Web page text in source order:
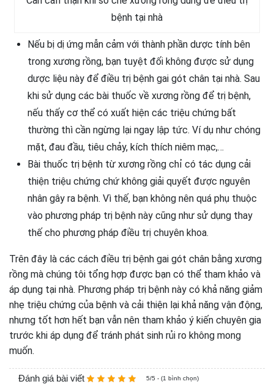
bệnh tại nhà
Nếu bị dị ứng mẫn cảm với thành phần dược tính bên
trong xương rồng, bạn tuyệt đối không được sử dụng
dược liệu này để điều trị bệnh gai gót chân tại nhà. Sau
khi sử dụng các bài thuốc về xương rồng để trị bệnh,
nếu thấy cơ thể có xuất hiện các triệu chứng bất
thường thì cần ngừng lại ngay lập tức. Ví dụ như chóng
mặt, đau đầu, tiêu chảy, kích thích niêm mạc,…
Bài thuốc trị bệnh từ xương rồng chỉ có tác dụng cải
thiện triệu chứng chứ không giải quyết được nguyên
nhân gây ra bệnh. Vì thế, bạn không nên quá phụ thuộc
vào phương pháp trị bệnh này cũng như sử dụng thay
thế cho phương pháp điều trị chuyên khoa.
Trên đây là các cách điều trị bệnh gai gót chân bằng xương
rồng mà chúng tôi tổng hợp được bạn có thể tham khảo và
áp dụng tại nhà. Phương pháp trị bệnh này có khả năng giảm
nhẹ triệu chứng của bệnh và cải thiện lại khả năng vận động,
nhưng tốt hơn hết bạn vẫn nên tham khảo ý kiến chuyên gia
trước khi áp dụng để tránh phát sinh rủi ro không mong
muốn.
Đánh giá bài viết 5/5 - (1 bình chọn)